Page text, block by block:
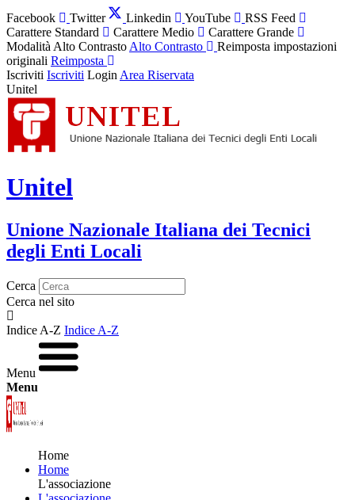
Facebook Twitter Linkedin YouTube
RSS Feed
Carattere Standard
Carattere Medio
Carattere Grande
Modalità Alto Contrasto Alto Contrasto
Reimposta impostazioni
originali Reimposta
Iscriviti Iscriviti Login Area Riservata
Unitel
Unitel
Unione Nazionale Italiana dei Tecnici
degli Enti Locali
Cerca
Cerca nel sito
Indice A-Z Indice A-Z
Menu
Menu
Home
Home
L'associazione